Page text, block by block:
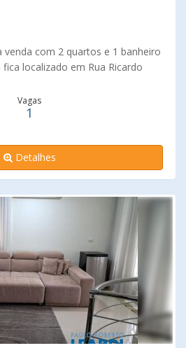
venda com 2 quartos e 1 banheiro
localizado em Rua Ricardo
de interesse de Lapa de
Califórnia, Estação Lapa, Colégio
Brandão, Escola Estadual
Nova Dimensão. Box,
nos banheiros, Armários na
com portas amplas, Área
Vagas
1
Detalhes